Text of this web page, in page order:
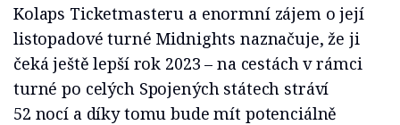
Kolaps Ticketmasteru a enormní zájem o její
listopadové turné Midnights naznačuje, že ji
čeká ještě lepší rok 2023 – na cestách v rámci
turné po celých Spojených státech stráví
52 nocí a díky tomu bude mít potenciálně